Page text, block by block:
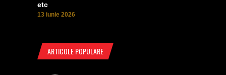
etc
13 iunie 2026
ARTICOLE POPULARE